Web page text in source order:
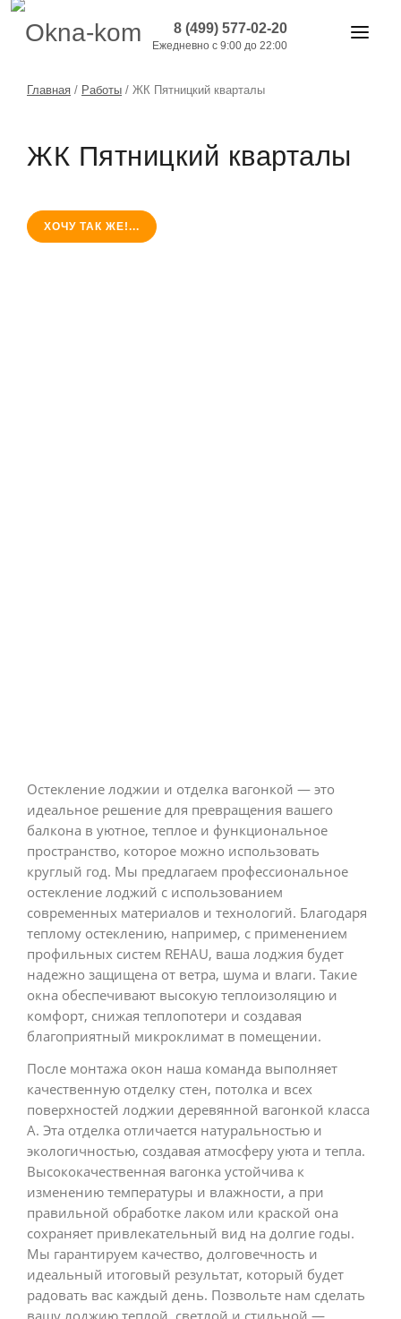
8 (499) 577-02-20
Ежедневно с 9:00 до 22:00
ОКНА И ДВЕРИ
РАБОТЫ
ЦЕНЫ
Главная / Работы / ЖК Пятницкий кварталы
ЖК Пятницкий кварталы
ХОЧУ ТАК ЖЕ!...
Остекление лоджии и отделка вагонкой — это
идеальное решение для превращения вашего
балкона в уютное, теплое и функциональное
пространство, которое можно использовать
круглый год. Мы предлагаем профессиональное
остекление лоджий с использованием
современных материалов и технологий. Благодаря
теплому остеклению, например, с применением
профильных систем REHAU, ваша лоджия будет
надежно защищена от ветра, шума и влаги. Такие
окна обеспечивают высокую теплоизоляцию и
комфорт, снижая теплопотери и создавая
благоприятный микроклимат в помещении.
После монтажа окон наша команда выполняет
качественную отделку стен, потолка и всех
поверхностей лоджии деревянной вагонкой класса
А. Эта отделка отличается натуральностью и
экологичностью, создавая атмосферу уюта и тепла.
Высококачественная вагонка устойчива к
изменению температуры и влажности, а при
правильной обработке лаком или краской она
сохраняет привлекательный вид на долгие годы.
Мы гарантируем качество, долговечность и
идеальный итоговый результат, который будет
радовать вас каждый день. Позвольте нам сделать
вашу лоджию теплой, светлой и стильной —